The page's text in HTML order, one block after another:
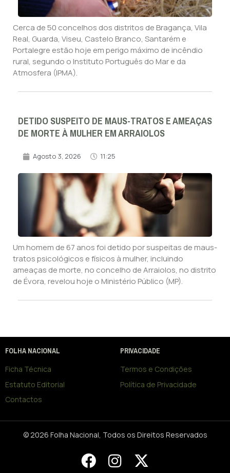
Cerca de 50 concelhos dos distritos de Bragança, Vila
Real, Guarda, Viseu, Castelo Branco, Santarém e
Portalegre estão hoje em perigo máximo de incêndio
rural, segundo o Instituto Português do Mar e da
Atmosfera (IPMA).
DETIDO SUSPEITO DE MAUS-TRATOS E AMEAÇAS
DE MORTE À MULHER EM ARRAIOLOS
Agosto 3, 2026 11:25
Um homem de 67 anos foi detido por suspeitas de maus-
tratos psicológicos e físicos à mulher, incluindo
ameaças de morte, no concelho de Arraiolos, no distrito
de Évora, revelou hoje o Ministério Público (MP).
FOLHA NACIONAL
Ficha Técnica
Estatuto Editorial
Contactos
PRIVACIDADE
Termos e Condições
Política de Privacidade
© 2026 Folha Nacional, Todos os Direitos Reservados